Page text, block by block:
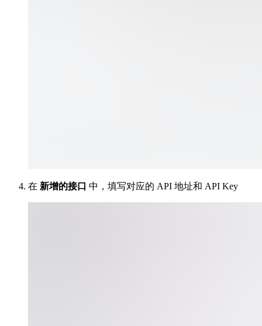
在 新增的接口 中，填写对应的 API 地址和 API Key